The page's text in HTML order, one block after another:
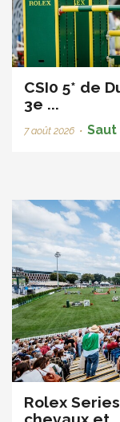
CSI0 5* de
3e ...
7 août 2026 • Saut
Rolex
chevaux et